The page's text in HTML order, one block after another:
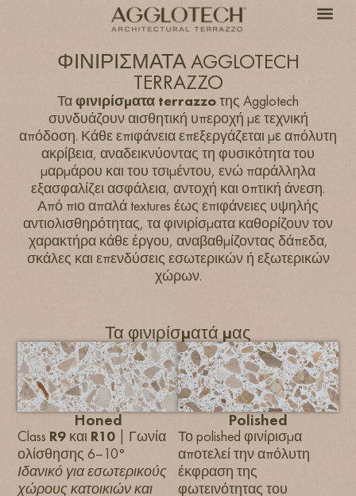
ΦΙΝΙΡΙΣΜΑΤΑ AGGLOTECH
TERRAZZO
Ταφινιρίσματα terrazzoτης Agglotech
συνδυάζουν αισθητική υπεροχή με τεχνική
απόδοση. Κάθε επιφάνεια επεξεργάζεται με απόλυτη
ακρίβεια, αναδεικνύοντας τη φυσικότητα του
μαρμάρου και του τσιμέντου, ενώ παράλληλα
εξασφαλίζει ασφάλεια, αντοχή και οπτική άνεση.
Από πιο απαλά textures έως επιφάνειες υψηλής
αντιολισθηρότητας, τα φινιρίσματα καθορίζουν τον
χαρακτήρα κάθε έργου, αναβαθμίζοντας δάπεδα,
σκάλες και επενδύσεις εσωτερικών ή εξωτερικών
χώρων.
Τα φινιρίσματά μας
Honed
Class R9 και R10 | Γωνία
ολίσθησης 6–10°
Ιδανικό για εσωτερικούς
χώρους κατοικιών και
Polished
Το polished φινίρισμα
αποτελεί την απόλυτη
έκφραση της
φωτεινότητας του